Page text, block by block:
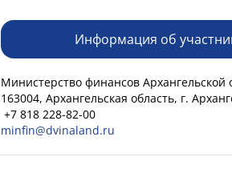
Информация об
Министерство финансов Архангельской
163004, Архангельская область, г.
+7 818 228-82-00
minfin@dvinaland.ru